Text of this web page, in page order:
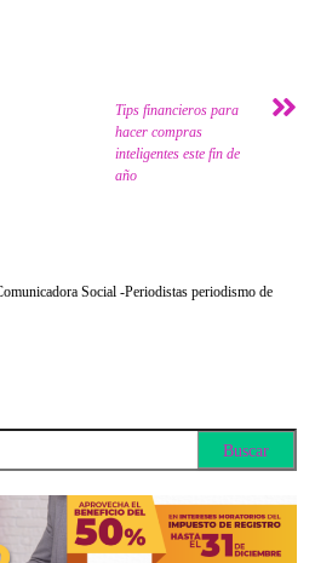
Tips financieros para
hacer compras
inteligentes este fin de
año
Social -Periodistas periodismo de